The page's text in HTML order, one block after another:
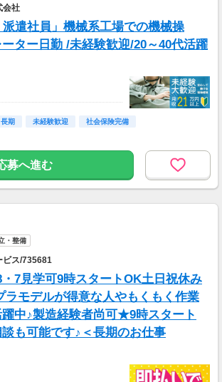
会社
派遣社員」機械系工場での機械操
ター日勤 /未経験歓迎/20～40代活躍
長期 未経験歓迎 社会保険完備
募へ進む
・整備
ビス/735681
7見学可9時スタートOK土日祝休み
モデルが得意な人やもくもく作業
中♪製造経験者尚可★9時スタート
も可能です♪＜長期のお仕事